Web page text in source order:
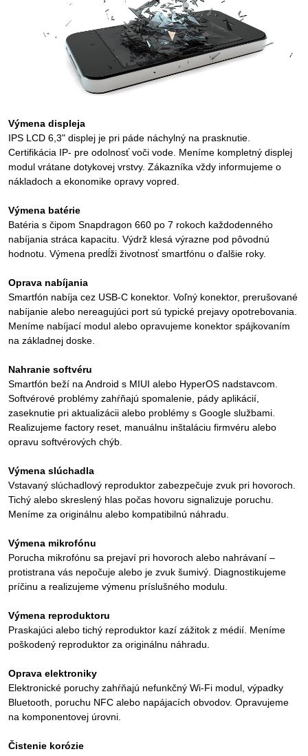
Výmena displeja
IPS LCD 6,3" displej je pri páde náchylný na prasknutie.
Certifikácia IP- pre odolnosť voči vode. Meníme kompletný displej
modul vrátane dotykovej vrstvy. Zákazníka vždy informujeme o
nákladoch a ekonomike opravy vopred.
Výmena batérie
Batéria s čipom Snapdragon 660 po 7 rokoch každodenného
nabíjania stráca kapacitu. Výdrž klesá výrazne pod pôvodnú
hodnotu. Výmena predĺži životnosť smartfónu o ďalšie roky.
Oprava nabíjania
Smartfón nabíja cez USB-C konektor. Voľný konektor, prerušované
nabíjanie alebo nereagujúci port sú typické prejavy opotrebovania.
Meníme nabíjací modul alebo opravujeme konektor spájkovaním
na základnej doske.
Nahranie softvéru
Smartfón beží na Android s MIUI alebo HyperOS nadstavcom.
Softvérové problémy zahŕňajú spomalenie, pády aplikácií,
zaseknutie pri aktualizácii alebo problémy s Google službami.
Realizujeme factory reset, manuálnu inštaláciu firmvéru alebo
opravu softvérových chýb.
Výmena slúchadla
Vstavaný slúchadlový reproduktor zabezpečuje zvuk pri hovoroch.
Tichý alebo skreslený hlas počas hovoru signalizuje poruchu.
Meníme za originálnu alebo kompatibilnú náhradu.
Výmena mikrofónu
Porucha mikrofónu sa prejaví pri hovoroch alebo nahrávaní –
protistrana vás nepočuje alebo je zvuk šumivý. Diagnostikujeme
príčinu a realizujeme výmenu príslušného modulu.
Výmena reproduktoru
Praskajúci alebo tichý reproduktor kazí zážitok z médií. Meníme
poškodený reproduktor za originálnu náhradu.
Oprava elektroniky
Elektronické poruchy zahŕňajú nefunkčný Wi-Fi modul, výpadky
Bluetooth, poruchu NFC alebo napájacích obvodov. Opravujeme
na komponentovej úrovni.
Čistenie korózie